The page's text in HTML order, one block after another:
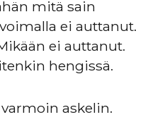
mitä sain
ei auttanut.
ei auttanut.
hengissä.
askelin.